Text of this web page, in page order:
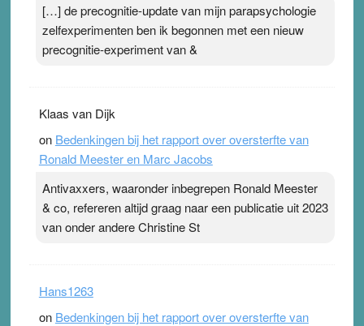
[…] de precognitie-update van mijn parapsychologie
zelfexperimenten ben ik begonnen met een nieuw
precognitie-experiment van &
Klaas van Dijk
on Bedenkingen bij het rapport over oversterfte van
Ronald Meester en Marc Jacobs
Antivaxxers, waaronder inbegrepen Ronald Meester
& co, refereren altijd graag naar een publicatie uit 2023
van onder andere Christine St
Hans1263
on Bedenkingen bij het rapport over oversterfte van